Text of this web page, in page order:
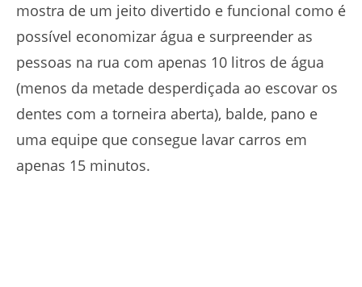
mostra de um jeito divertido e funcional como é
possível economizar água e surpreender as
pessoas na rua com apenas 10 litros de água
(menos da metade desperdiçada ao escovar os
dentes com a torneira aberta), balde, pano e
uma equipe que consegue lavar carros em
apenas 15 minutos.